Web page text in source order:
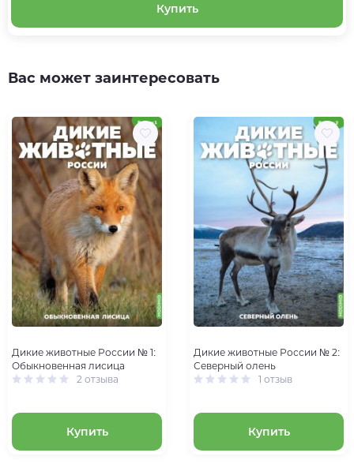
Купить
Вас может заинтересовать
Дикие животные России № 1:
Обыкновенная лисица
2 отзыва
Купить
Дикие животные России № 2:
Северный олень
1 отзыв
Купить